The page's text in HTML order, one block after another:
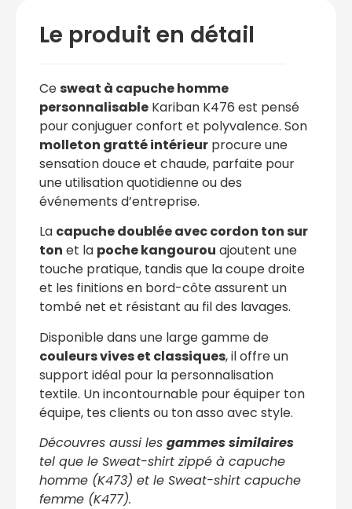
Le produit en détail
Cesweat à capuche homme
personnalisable Kariban K476 est pensé
pour conjuguer confort et polyvalence. Son
molleton gratté intérieur procure une
sensation douce et chaude, parfaite pour
une utilisation quotidienne ou des
événements d’entreprise.
La capuche doublée avec cordon ton sur
ton et la poche kangourou ajoutent une
touche pratique, tandis que la coupe droite
et les finitions en bord-côte assurent un
tombé net et résistant au fil des lavages.
Disponible dans une large gamme de
couleurs vives et classiques, il offre un
support idéal pour la personnalisation
textile. Un incontournable pour équiper ton
équipe, tes clients ou ton asso avec style.
Découvres aussi les gammes similaires
tel que le Sweat-shirt zippé à capuche
homme (K473) et le Sweat-shirt capuche
femme (K477).